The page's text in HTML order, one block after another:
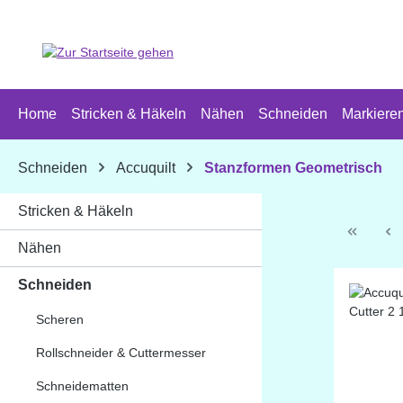
Home Stricken & Häkeln Nähen Schneiden
Schneiden Accuquilt Stanzformen Geometrisch
Stricken & Häkeln
Nähen
Schneiden
Scheren
Rollschneider & Cuttermesser
Schneidematten